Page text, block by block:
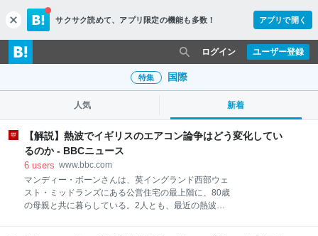
c
l
o
s
サクサク読めて、 アプリ限定の機能も多数！ アプリで開く
ユーザー登録
ログイン
特集 国際
人気 新着
【解説】熱波でイギリスのエアコン論争はどう変化してい
るのか - BBCニュース
6 users www.bbc.com
マンディー・ボーンさんは、英イングランド西部ウェ
スト・ミッドランズにある公営住宅の最上階に、80歳
の母親と共に暮らしている。2人とも、最近の熱波で